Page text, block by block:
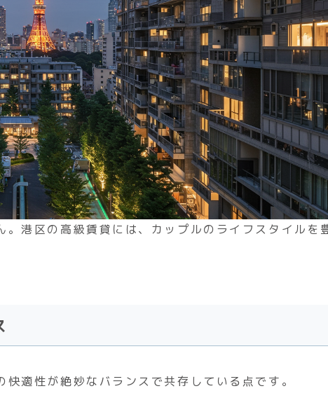
港区の高級賃貸には、カップルのライフスタイルを
適性が絶妙なバランスで共存している点です。